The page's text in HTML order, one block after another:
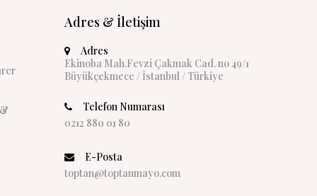
Adres & İletişim
Adres
Ekinoba Mah.Fevzi Çakmak Cad. no 49/1
Büyükçekmece / İstanbul / Türkiye
Telefon Numarası
0212 880 01 80
E-Posta
toptan@toptanmayo.com